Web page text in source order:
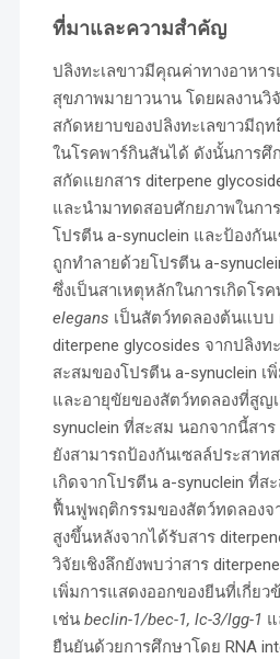
ที่มาและความสำคัญ
ปลิงทะเลขาวมีคุณค่าทางอาหา
สุขภาพมายาวนาน โดยผลงานวิ
สกัดหยาบของปลิงทะเลขาวมีฤ
ในโรคพาร์กินสันได้ ดังนั้นการศึ
สกัดแยกสาร diterpene
และนำมาทดสอบศักยภาพในกา
โปรตีน a-synuclein และป้องกัน
ถูกทำลายด้วยโปรตีน a-
ซึ่งเป็นสาเหตุหลักในการเกิดโร
elegans เป็นสัตว์ทดลองต้นแบบ
diterpene glycosides จากปลิงท
สะสมของโปรตีน a-synuclein เ
และอายุขัยของสัตว์ทดลองที่สูญ
synuclein ที่สะสม นอกจากนี้สาร
ยังสามารถป้องกันเซลล์ประสา
เกิดจากโปรตีน a-synuclein ที่ส
ฟื้นฟูพฤติกรรมของสัตว์ทดลองจ
สูงขึ้นหลังจากได้รับสาร
วิจัยเชิงลึกยังพบว่าสาร
เพิ่มการแสดงออกของยีนที่เกี่ยว
เช่น beclin-1/bec-1, lc-3/lgg-1
ยืนยันด้วยการศึกษาโดย RNA